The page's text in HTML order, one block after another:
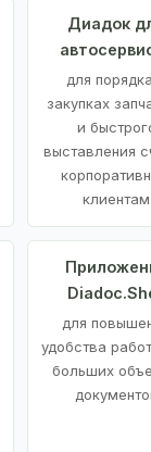
Диадок
для
закупках
и
выставления
клиентам
для
удобства
больших